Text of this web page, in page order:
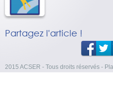
Partagez l'article !
2015 ACSER - Tous droits réservés -